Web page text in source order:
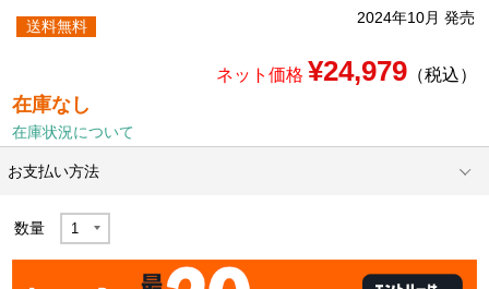
2024年10月 発売
送料無料
ネット価格 ¥24,979（税込）
在庫なし
在庫状況について
お支払い方法
数量